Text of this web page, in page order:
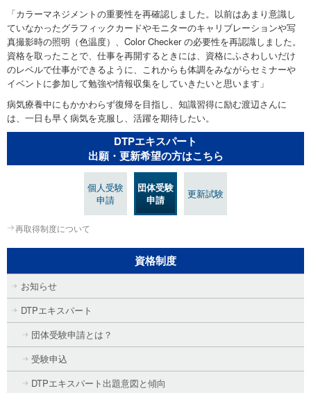
「カラーマネジメントの重要性を再確認しました。以前はあまり意識し
ていなかったグラフィックカードやモニターのキャリブレーションや写
真撮影時の照明（色温度）、Color Checker の必要性を再認識しました。
資格を取ったことで、仕事を再開するときには、資格にふさわしいだけ
のレベルで仕事ができるように、これからも体調をみながらセミナーや
イベントに参加して勉強や情報収集をしていきたいと思います」
病気療養中にもかかわらず復帰を目指し、知識習得に励む渡辺さんに
は、一日も早く病気を克服し、活躍を期待したい。
DTPエキスパート
出願・更新希望の方はこちら
個人受験
申請
団体受験
申請
更新試験
再取得制度について
資格制度
お知らせ
DTPエキスパート
団体受験申請とは？
受験申込
DTPエキスパート出題意図と傾向